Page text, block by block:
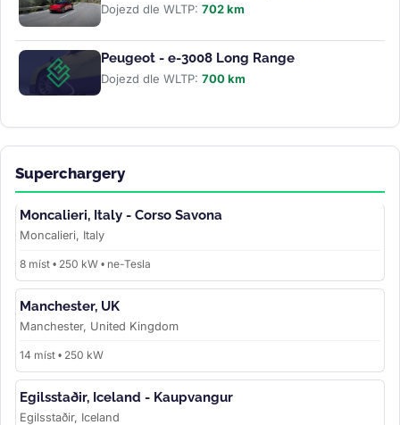
Dojezd dle WLTP: 702 km
Peugeot - e-3008 Long Range
Dojezd dle WLTP: 700 km
Superchargery
Moncalieri, Italy - Corso Savona
Moncalieri, Italy
8 míst • 250 kW • ne-Tesla
Manchester, UK
Manchester, United Kingdom
14 míst • 250 kW
Egilsstaðir, Iceland - Kaupvangur
Egilsstaðir, Iceland